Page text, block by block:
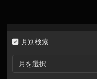
月別検索
月
検